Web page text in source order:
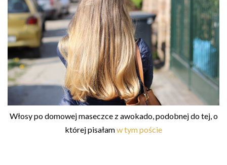
Włosy po domowej maseczce z awokado, podobnej do tej, o
której pisałamw tym poście